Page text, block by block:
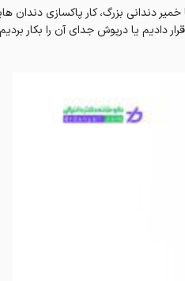
دندانی بزرگ، کار پاکسازی دندان
دادیم یا درپوش جدای آن را بکار